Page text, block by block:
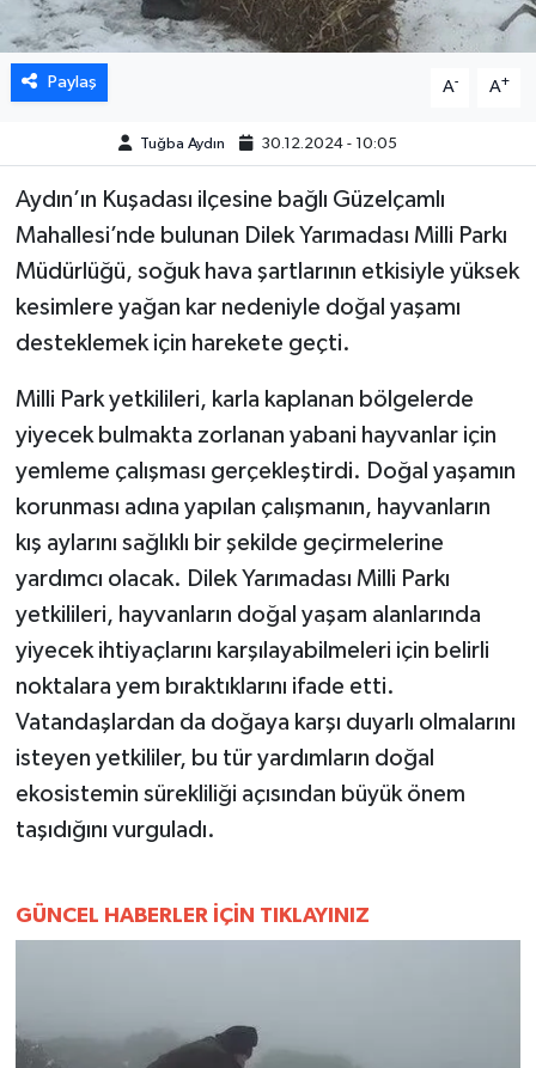
Paylaş A- A+
Tuğba Aydın 30.12.2024 - 10:05
Aydın’ın Kuşadası ilçesine bağlı Güzelçamlı
Mahallesi’nde bulunan Dilek Yarımadası Milli Parkı
Müdürlüğü, soğuk hava şartlarının etkisiyle yüksek
kesimlere yağan kar nedeniyle doğal yaşamı
desteklemek için harekete geçti.
Milli Park yetkilileri, karla kaplanan bölgelerde
yiyecek bulmakta zorlanan yabani hayvanlar için
yemleme çalışması gerçekleştirdi. Doğal yaşamın
korunması adına yapılan çalışmanın, hayvanların
kış aylarını sağlıklı bir şekilde geçirmelerine
yardımcı olacak. Dilek Yarımadası Milli Parkı
yetkilileri, hayvanların doğal yaşam alanlarında
yiyecek ihtiyaçlarını karşılayabilmeleri için belirli
noktalara yem bıraktıklarını ifade etti.
Vatandaşlardan da doğaya karşı duyarlı olmalarını
isteyen yetkililer, bu tür yardımların doğal
ekosistemin sürekliliği açısından büyük önem
taşıdığını vurguladı.
GÜNCEL HABERLER İÇİN TIKLAYINIZ
GÜNDEM
HABERDE İNSAN
KÜLTÜR SANAT
MAGAZİN
ÖZEL HABER
SAĞLIK
ŞİRKET HABERLERİ
SPOR
TEKNOLOJİ
YAŞAM
YEREL
AFYON
AFYONKARAHİSAR
DENİZLİ